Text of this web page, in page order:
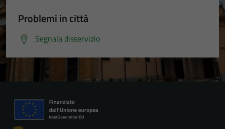
Problemi in città
Segnala disservizio